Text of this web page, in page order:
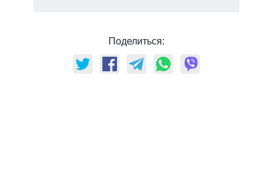
Поделиться: